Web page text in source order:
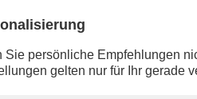
Sie persönliche Empfehlungen
gelten nur für Ihr gerade